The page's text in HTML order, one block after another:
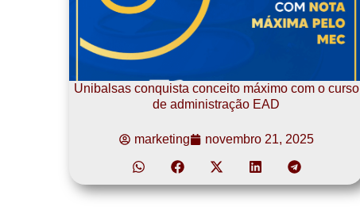
Unibalsas conquista conceito máximo com o curso
de administração EAD
marketing novembro 21, 2025